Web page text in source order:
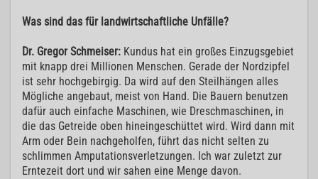
Was sind das für landwirtschaftliche Unfälle?
Dr. Gregor Schmeiser: Kundus hat ein großes Einzugsgebiet
mit knapp drei Millionen Menschen. Gerade der Nordzipfel
ist sehr hochgebirgig. Da wird auf den Steilhängen alles
Mögliche angebaut, meist von Hand. Die Bauern benutzen
dafür auch einfache Maschinen, wie Dreschmaschinen, in
die das Getreide oben hineingeschüttet wird. Wird dann mit
Arm oder Bein nachgeholfen, führt das nicht selten zu
schlimmen Amputationsverletzungen. Ich war zuletzt zur
Erntezeit dort und wir sahen eine Menge davon.